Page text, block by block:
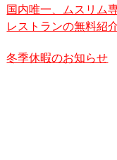
国内唯一、ムスリム
レストランの無料紹
冬季休暇のお知らせ